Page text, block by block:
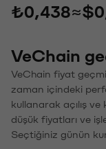
₺0,438≈
VeChain
VeChain fiyat
zaman içindeki
kullanarak açılış
düşük fiyatları ve
Seçtiğiniz günün